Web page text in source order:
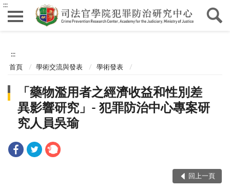
:::
:::
首頁 學術交流與發表 學術發表
「藥物濫用者之經濟收益和性別差
異影響研究」- 犯罪防治中心專案研
究人員吳瑜
回上一頁